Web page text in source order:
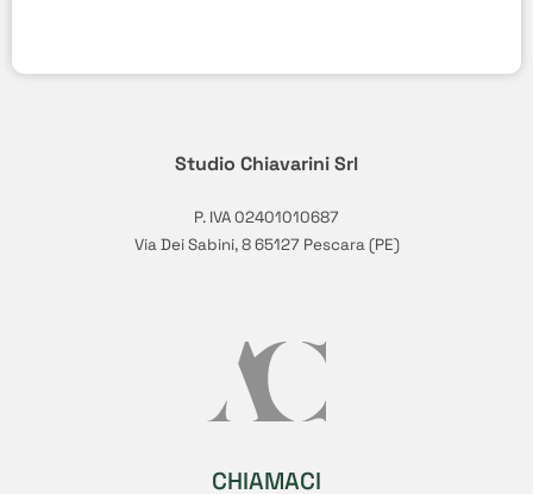
Studio Chiavarini Srl
P. IVA 02401010687
Via Dei Sabini, 8 65127 Pescara (PE)
CHIAMACI